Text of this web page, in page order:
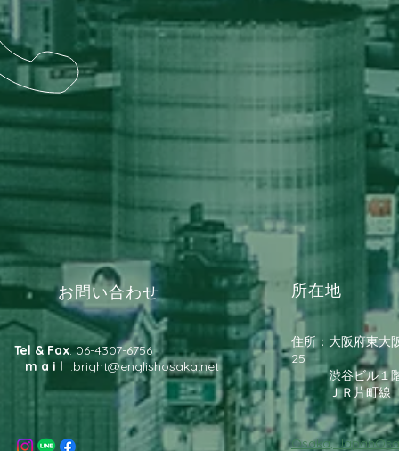
お問い合わせ
Tel & Fax: 06-4307-6756
m a i l :bright@englishosaka.net
所在地
住所：大阪府東大
25
渋谷ビル１
ＪＲ片町線
Osaka,